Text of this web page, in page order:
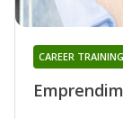
CAREER